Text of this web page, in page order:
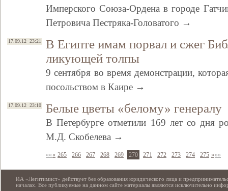
Имперского Союза-Ордена в городе
Петровича Пестряка-Головатого →
17.09.12 23:21
В Египте имам порвал и сжег
ликующей толпы
9 сентября во время демонстрации,
посольством в Каире →
17.09.12 23:10 Белые цветы «белому» генералу
В Петербурге отметили 169 лет со дня
М.Д. Скобелева →
««« 265 266 267 268 269 270 271 272 273 274 275 »»»
ИА «Легитимист» действует без образования юридического лица и
началах. Все публикуемые на данном сайте материалы являются исключительно